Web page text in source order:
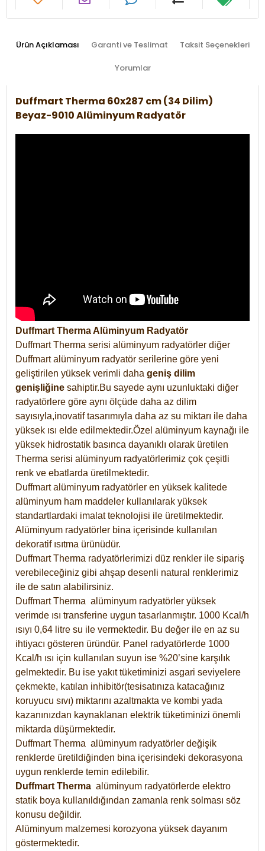
Ürün Açıklaması Garanti ve Teslimat Taksit Seçenekleri
Yorumlar
Duffmart Therma 60x287 cm (34 Dilim)
Beyaz-9010 Alüminyum Radyatör
Duffmart Therma Alüminyum Radyatör
Duffmart Therma serisi alüminyum radyatörler diğer
Duffmart alüminyum radyatör serilerine göre yeni
geliştirilen yüksek verimli daha geniş dilim
genişliğine sahiptir.Bu sayede aynı uzunluktaki diğer
radyatörlere göre aynı ölçüde daha az dilim
sayısıyla,inovatif tasarımıyla daha az su miktarı ile daha
yüksek ısı elde edilmektedir.Özel alüminyum kaynağı ile
yüksek hidrostatik basınca dayanıklı olarak üretilen
Therma serisi alüminyum radyatörlerimiz çok çeşitli
renk ve ebatlarda üretilmektedir.
Duffmart alüminyum radyatörler en yüksek kalitede
alüminyum ham maddeler kullanılarak yüksek
standartlardaki imalat teknolojisi ile üretilmektedir.
Alüminyum radyatörler bina içerisinde kullanılan
dekoratif ısıtma ürünüdür.
Duffmart Therma radyatörlerimizi düz renkler ile sipariş
verebileceğiniz gibi ahşap desenli natural renklerimiz
ile de satın alabilirsiniz.
Duffmart Therma alüminyum radyatörler yüksek
verimde ısı transferine uygun tasarlanmıştır. 1000 Kcal/h
ısıyı 0,64 litre su ile vermektedir. Bu değer ile en az su
ihtiyacı gösteren üründür. Panel radyatörlerde 1000
Kcal/h ısı için kullanılan suyun ise %20’sine karşılık
gelmektedir. Bu ise yakıt tüketiminizi asgari seviyelere
çekmekte, katılan inhibitör(tesisatınıza katacağınız
koruyucu sıvı) miktarını azaltmakta ve kombi yada
kazanınızdan kaynaklanan elektrik tüketiminizi önemli
miktarda düşürmektedir.
Duffmart Therma alüminyum radyatörler değişik
renklerde üretildiğinden bina içerisindeki dekorasyona
uygun renklerde temin edilebilir.
Duffmart Therma alüminyum radyatörlerde elektro
statik boya kullanıldığından zamanla renk solması söz
konusu değildir.
Alüminyum malzemesi korozyona yüksek dayanım
göstermektedir.